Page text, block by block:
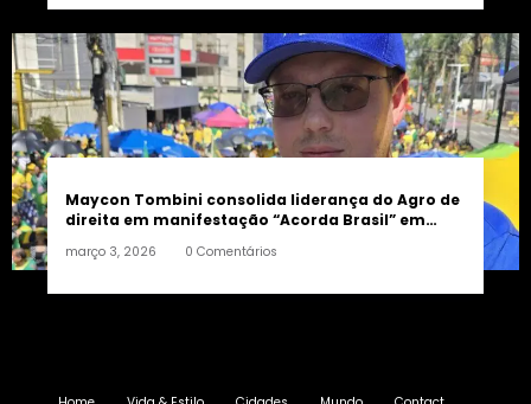
Maycon Tombini consolida liderança do Agro de
direita em manifestação “Acorda Brasil” em
março 3, 2026 0 Comentários